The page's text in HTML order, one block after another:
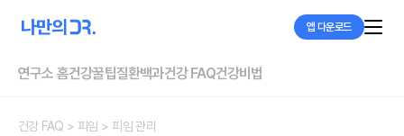
앱 다운로드
연구소 홈건강꿀팁질환백과건강 FAQ건강비법
건강 FAQ > 피임 > 피임 관리